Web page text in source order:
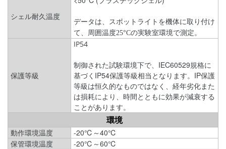
シェル耐久温度
データは、スポットライトを機体に取り付け
て、周囲温度25°Cの実験室環境で測定。
保護等級
IP54
制御された試験環境下で、IEC60529規格に
基づくIP54保護等級相当となります。IP保護
等級は恒久的なものではなく、経年劣化また
は損耗により、時間とともに効果が減衰する
ことがあります。
環境
動作環境温度
-20℃～40℃
保管環境温度
-20℃～60℃